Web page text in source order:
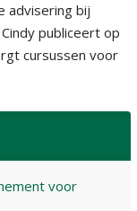
advisering bij
publiceert op
cursussen voor
voor